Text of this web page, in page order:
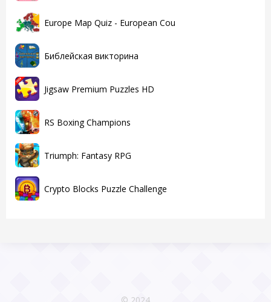
Europe Map Quiz - European Cou
Библейская викторина
Jigsaw Premium Puzzles HD
RS Boxing Champions
Triumph: Fantasy RPG
Crypto Blocks Puzzle Challenge